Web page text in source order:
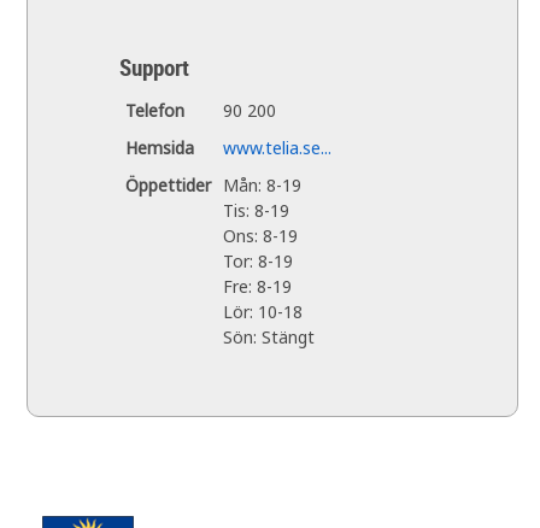
Support
Telefon
90 200
Hemsida
www.telia.se...
Öppettider Mån: 8-19
Tis: 8-19
Ons: 8-19
Tor: 8-19
Fre: 8-19
Lör: 10-18
Sön: Stängt